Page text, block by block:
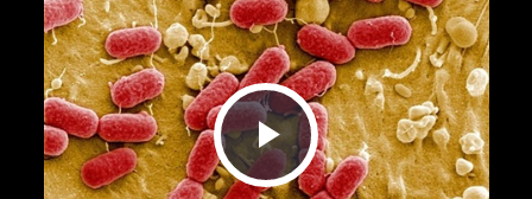
Play Video